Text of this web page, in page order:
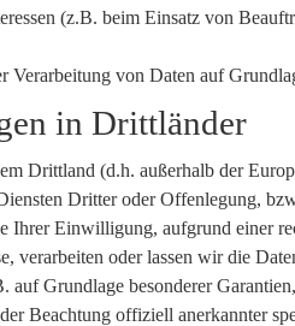
(z.B. beim Einsatz von
Verarbeitung von Daten auf
in Drittländer
Drittland (d.h. außerhalb der
Dritter oder Offenlegung,
Ihrer Einwilligung, aufgrund einer
verarbeiten oder lassen wir die
auf Grundlage besonderer
Beachtung offiziell anerkannter